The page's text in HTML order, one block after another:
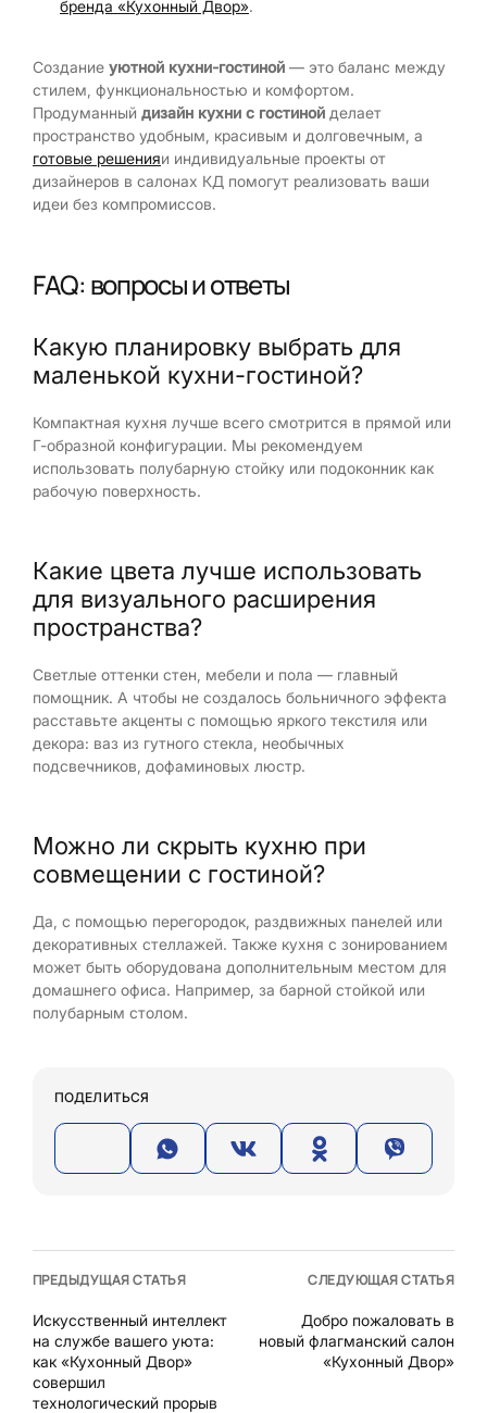
бренда «Кухонный Двор».
Создание уютной кухни-гостиной — это баланс между
стилем, функциональностью и комфортом.
Продуманный дизайн кухни с гостиной делает
пространство удобным, красивым и долговечным, а
готовые решенияи индивидуальные проекты от
дизайнеров в салонах КД помогут реализовать ваши
идеи без компромиссов.
FAQ: вопросы и ответы
Какую планировку выбрать для
маленькой кухни-гостиной?
Компактная кухня лучше всего смотрится в прямой или
Г-образной конфигурации. Мы рекомендуем
использовать полубарную стойку или подоконник как
рабочую поверхность.
Какие цвета лучше использовать
для визуального расширения
пространства?
Светлые оттенки стен, мебели и пола — главный
помощник. А чтобы не создалось больничного эффекта
расставьте акценты с помощью яркого текстиля или
декора: ваз из гутного стекла, необычных
подсвечников, дофаминовых люстр.
Можно ли скрыть кухню при
совмещении с гостиной?
Да, с помощью перегородок, раздвижных панелей или
декоративных стеллажей. Также кухня с зонированием
может быть оборудована дополнительным местом для
домашнего офиса. Например, за барной стойкой или
полубарным столом.
ПОДЕЛИТЬСЯ
ПРЕДЫДУЩАЯ СТАТЬЯ
Искусственный интеллект
на службе вашего уюта:
как «Кухонный Двор»
совершил
технологический прорыв
СЛЕДУЮЩАЯ СТАТЬЯ
Добро пожаловать в
новый флагманский салон
«Кухонный Двор»